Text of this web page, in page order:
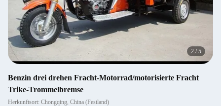
2 /5
Benzin drei drehen Fracht-Motorrad/motorisierte Fracht
Trike-Trommelbremse
Herkunftsort: Chongqing, China (Festland)